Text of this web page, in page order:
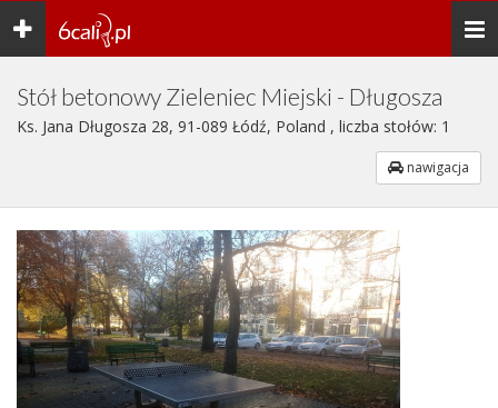
Toggle
navigation
Stół betonowy Zieleniec Miejski - Długosza
Ks. Jana Długosza 28, 91-089 Łódź, Poland , liczba stołów: 1
nawigacja